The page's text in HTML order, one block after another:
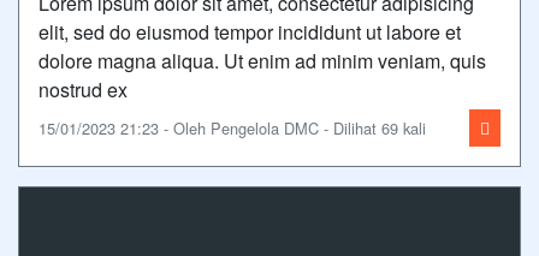
elit, sed do eiusmod tempor incididunt ut labore et
dolore magna aliqua. Ut enim ad minim veniam, quis
nostrud ex
15/01/2023 21:23 - Oleh Pengelola DMC - Dilihat 69 kali